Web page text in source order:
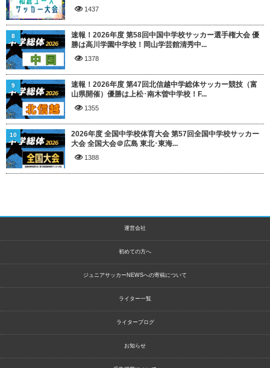
1437
速報！2026年度 第58回中国中学校サッカー選手権大会 優
勝は高川学園中学校！岡山学芸館清秀中...
1378
8
速報！2026年度 第47回北信越中学総体サッカー競技（富
山県開催）優勝は上松･南木曽中学校！F...
1355
9
2026年度 全国中学校体育大会 第57回全国中学校サッカー
大会 全国大会＠広島 東北･東海...
1388
10
運営会社
初めての方へ
ジュニアサッカーNEWSへの寄稿について
ライター一覧
ライターブログ
お知らせ